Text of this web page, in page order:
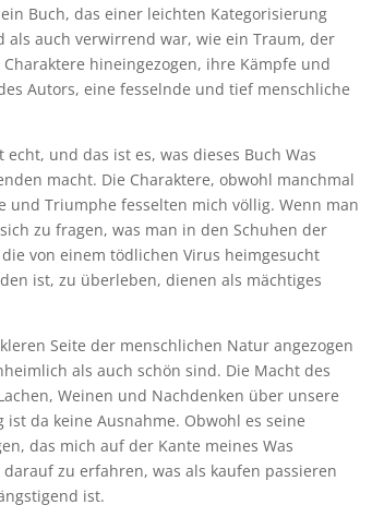
Buch, das einer leichten Kategorisierung
auch verwirrend war, wie ein Traum, der
hineingezogen, ihre Kämpfe und
Autors, eine fesselnde und tief menschliche
und das ist es, was dieses Buch Was
macht. Die Charaktere, obwohl manchmal
Triumphe fesselten mich völlig. Wenn man
zu fragen, was man in den Schuhen der
von einem tödlichen Virus heimgesucht
ist, zu überleben, dienen als mächtiges
Seite der menschlichen Natur angezogen
als auch schön sind. Die Macht des
Weinen und Nachdenken über unsere
da keine Ausnahme. Obwohl es seine
das mich auf der Kante meines Was
zu erfahren, was als kaufen passieren
ist.